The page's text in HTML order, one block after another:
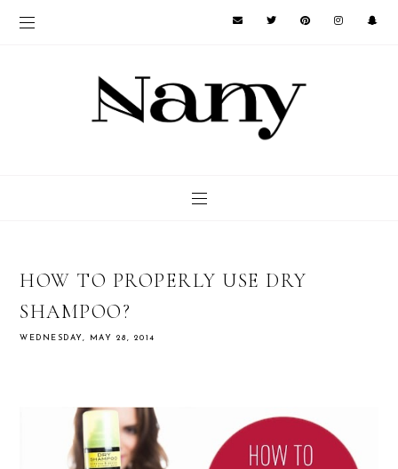
HOW TO PROPERLY USE DRY
SHAMPOO?
WEDNESDAY, MAY 28, 2014